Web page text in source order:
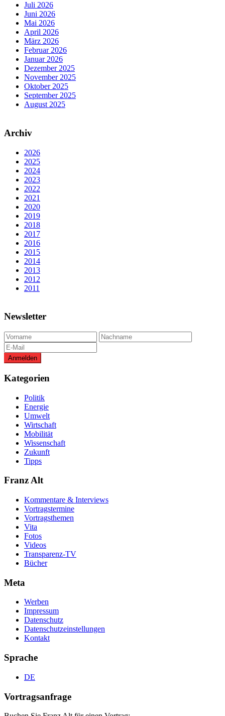
Juli 2026
Juni 2026
Mai 2026
April 2026
März 2026
Februar 2026
Januar 2026
Dezember 2025
November 2025
Oktober 2025
September 2025
August 2025
Archiv
2026
2025
2024
2023
2022
2021
2020
2019
2018
2017
2016
2015
2014
2013
2012
2011
Newsletter
Kategorien
Politik
Energie
Umwelt
Wirtschaft
Mobilität
Wissenschaft
Zukunft
Tipps
Franz Alt
Kommentare & Interviews
Vortragstermine
Vortragsthemen
Vita
Fotos
Videos
Transparenz-TV
Bücher
Meta
Werben
Impressum
Datenschutz
Datenschutzeinstellungen
Kontakt
Sprache
DE
Vortragsanfrage